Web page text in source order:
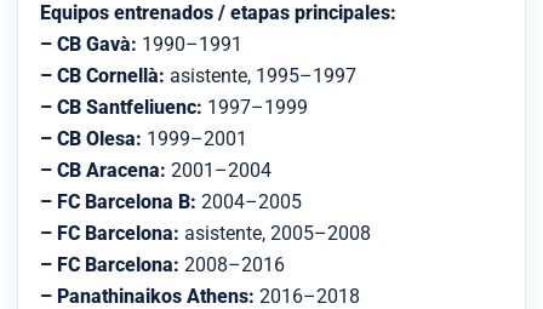
Equipos entrenados / etapas principales:
– CB Gavà: 1990–1991
– CB Cornellà: asistente, 1995–1997
– CB Santfeliuenc: 1997–1999
– CB Olesa: 1999–2001
– CB Aracena: 2001–2004
– FC Barcelona B: 2004–2005
– FC Barcelona: asistente, 2005–2008
– FC Barcelona: 2008–2016
– Panathinaikos Athens: 2016–2018